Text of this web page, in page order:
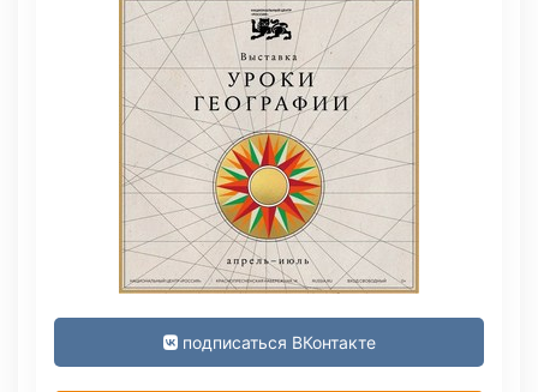
подписаться ВКонтакте